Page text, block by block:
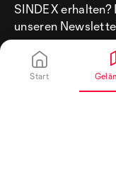
SINDEX
unseren
Start